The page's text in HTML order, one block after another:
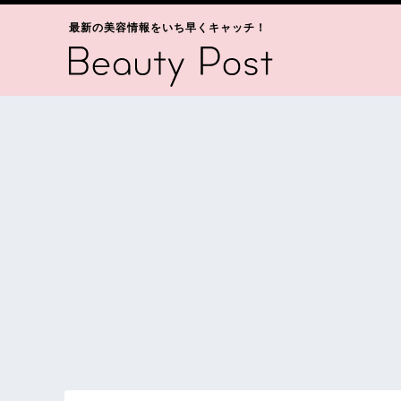
最新の美容情報をいち早くキャッチ！